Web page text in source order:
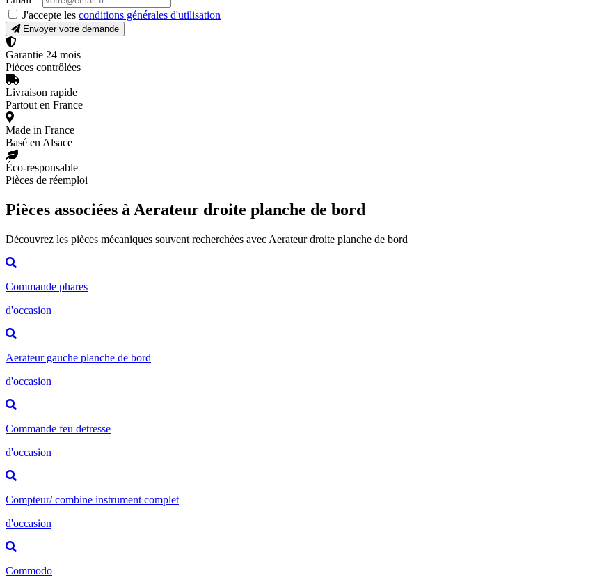
J'accepte les conditions générales d'utilisation
Envoyer votre demande
Garantie 24 mois
Pièces contrôlées
Livraison rapide
Partout en France
Made in France
Basé en Alsace
Éco-responsable
Pièces de réemploi
Pièces associées à Aerateur droite planche de bord
Découvrez les pièces mécaniques souvent recherchées avec Aerateur droite planche de bord
Commande phares
d'occasion
Aerateur gauche planche de bord
d'occasion
Commande feu detresse
d'occasion
Compteur/ combine instrument complet
d'occasion
Commodo